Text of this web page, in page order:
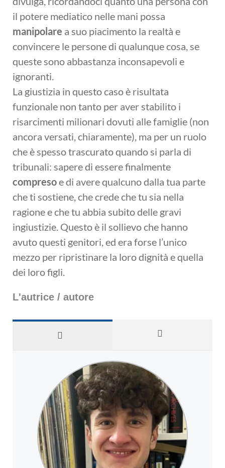
il potere mediatico nelle mani possa
manipolare a suo piacimento la realtà e
convincere le persone di qualunque cosa, se
queste sono abbastanza inconsapevoli e
ignoranti.
La giustizia in questo caso è risultata
funzionale non tanto per aver stabilito i
risarcimenti milionari dovuti alle famiglie (non
ancora versati, chiaramente), ma per un ruolo
che è spesso trascurato quando si parla di
tribunali: sapere di essere finalmente
compresoe di avere qualcuno dalla tua parte
che ti sostiene, che crede che tu sia nella
ragione e che tu abbia subito delle gravi
ingiustizie. Questo è il sollievo che hanno
avuto questi genitori, ed era forse l’unico
mezzo per ripristinare la loro dignità e quella
dei loro figli.
L'autrice / autore